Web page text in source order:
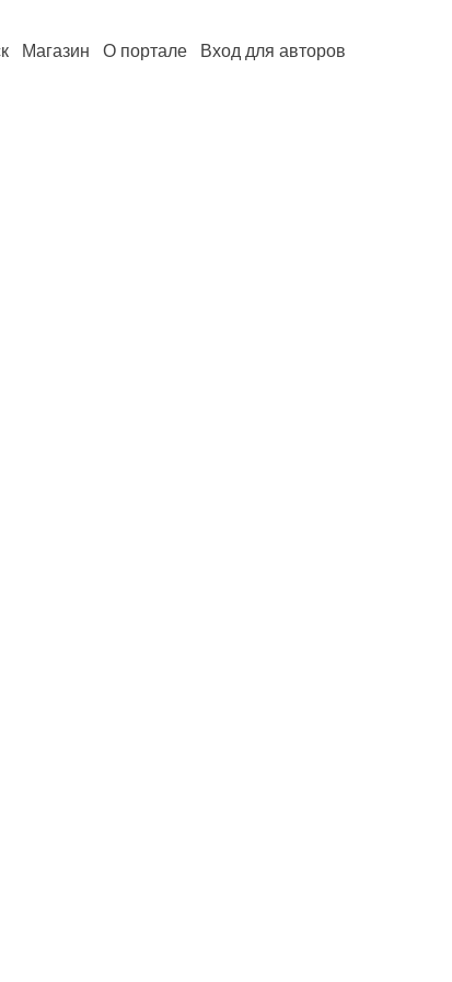
Магазин О портале Вход для авторов